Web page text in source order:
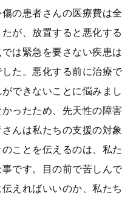
の患者さんの医療費は全
が、放置すると悪化する
は緊急を要さない疾患は
た。悪化する前に治療で
できないことに悩みまし
ったため、先天性の障害
んは私たちの支援の対象
ことを伝えるのは、私た
です。目の前で苦しんで
えればいいのか、私たち